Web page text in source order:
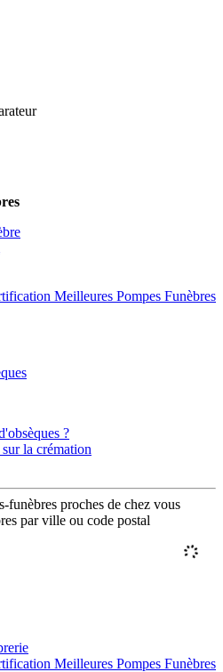
Meilleures Pompes Funèbres
?
la crémation
funèbres proches de chez vous
par ville ou code postal
Meilleures Pompes Funèbres